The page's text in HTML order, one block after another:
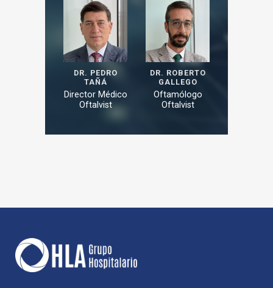
DR. PEDRO
TAÑÁ
Director Médico
Oftalvist
DR. ROBERTO
GALLEGO
Oftamólogo
Oftalvist